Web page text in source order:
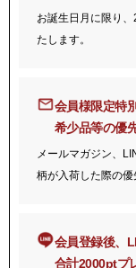
お誕生日月に限り
たします。
会員様限定特
希少品等の優
メールマガジン、
柄が入荷した際の優
会員登録後、
合計2000ptプ